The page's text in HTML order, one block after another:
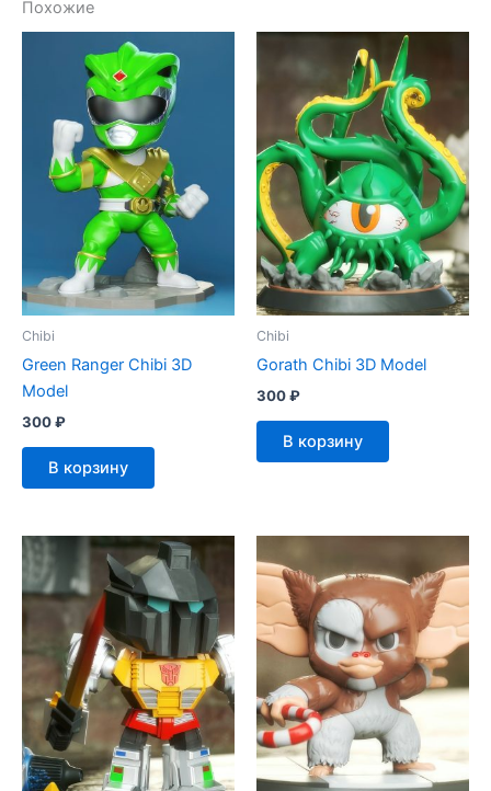
Похожие
Chibi
Green Ranger Chibi 3D
Model
300₽
В корзину
Chibi
Gorath Chibi 3D Model
300₽
В корзину